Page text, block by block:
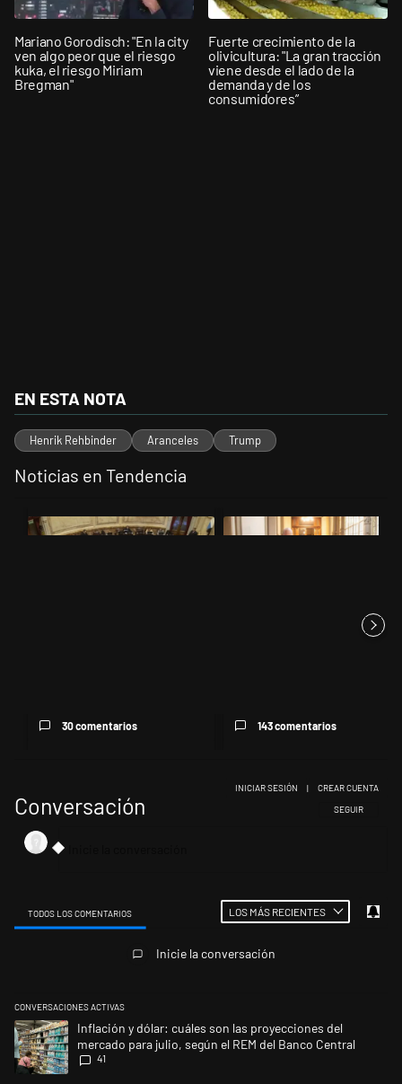
Mariano Gorodisch: "En la city
ven algo peor que el riesgo
kuka, el riesgo Miriam
Bregman"
Fuerte crecimiento de la
olivicultura: "La gran tracción
viene desde el lado de la
demanda y de los
consumidores”
EN ESTA NOTA
Henrik Rehbinder Aranceles Trump
Noticias en Tendencia
Un artículo de tendencia con el título "El Senado dio media sanción
30 comentarios
Un artículo de tendencia con el
143 comentarios
Conversación SIGA ESTA
SEGUIR
INICIAR SESIÓN | CREAR CUENTA
TODOS LOS COMENTARIOS LOS MÁS RECIENTES
Inicie la conversación
CONVERSACIONES ACTIVAS
Este listado muestra los artículos con más comentarios en los últimos
Un artículo de tendencia con el título "Inflación y dólar: cuáles son las
Inflación y dólar: cuáles son las proyecciones del
mercado para julio, según el REM del Banco Central
41